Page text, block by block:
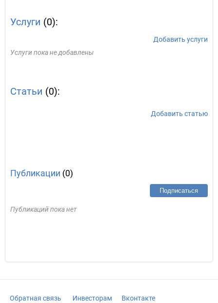
Услуги (0):
Добавить услуги
Услуги пока не добавлены
Статьи (0):
Добавить статью
Публикации (0)
Подписаться
Публикаций пока нет
Обратная связь Инвесторам Вконтакте